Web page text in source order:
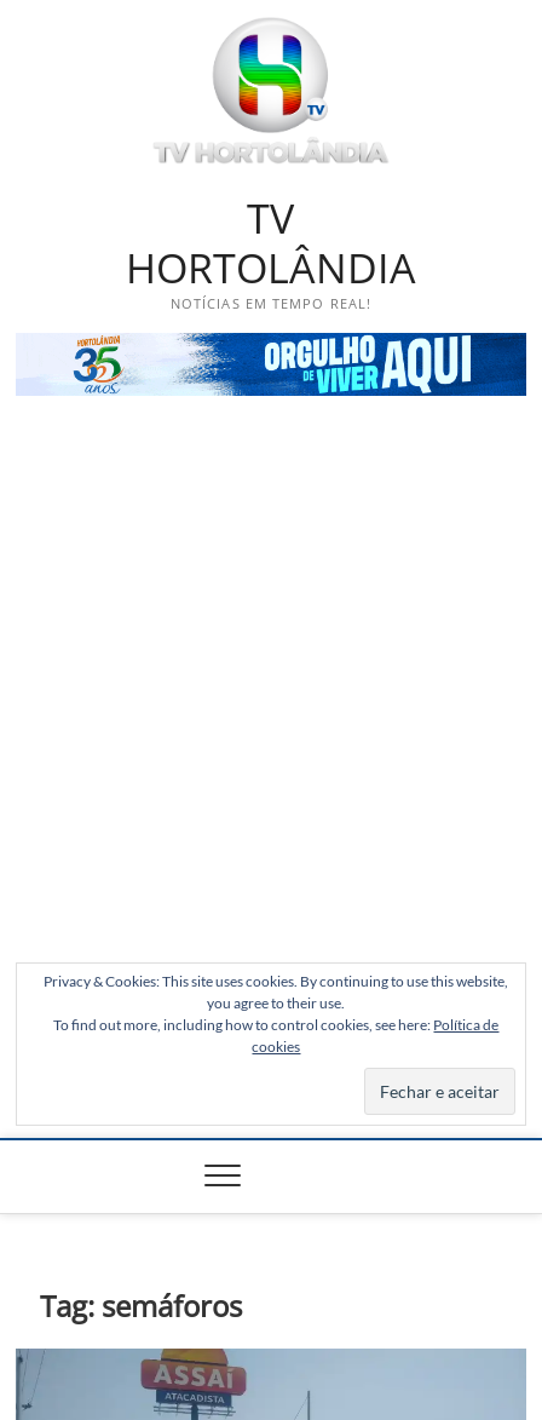
TV
HORTOLÂNDIA
NOTÍCIAS EM TEMPO REAL!
Privacy & Cookies: This site uses cookies. By continuing to use this website,
you agree to their use.
To find out more, including how to control cookies, see here: Política de
cookies
Tag: semáforos